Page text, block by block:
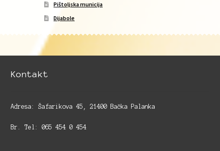
Pištoljska municija
Dijabole
Kontakt
Adresa: Šafarikova 45, 21400 Bačka Palanka
Br. Tel: 065 454 0 454